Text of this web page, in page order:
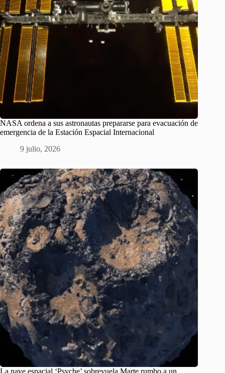
NASA ordena a sus astronautas prepararse para evacuación de
emergencia de la Estación Espacial Internacional
9 julio, 2026
La nave espacial ‘Psyche’ sobrevuela Marte rumbo a un